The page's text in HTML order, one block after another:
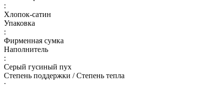
:
Хлопок-сатин
Упаковка
:
Фирменная сумка
Наполнитель
:
Серый гусиный пух
Степень поддержки / Степень тепла